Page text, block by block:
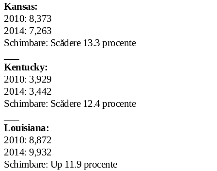
Kansas:
2010: 8,373
2014: 7,263
Schimbare: Scădere 13.3 procente
Kentucky:
2010: 3,929
2014: 3,442
Schimbare: Scădere 12.4 procente
Louisiana:
2010: 8,872
2014: 9,932
Schimbare: Up 11.9 procente